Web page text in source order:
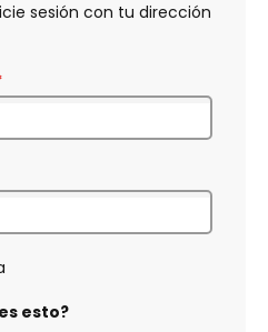
sesión con tu dirección
esto?